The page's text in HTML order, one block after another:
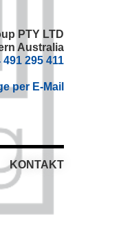
PTY LTD
Australia
491 295 411
per E-Mail
KONTAKT